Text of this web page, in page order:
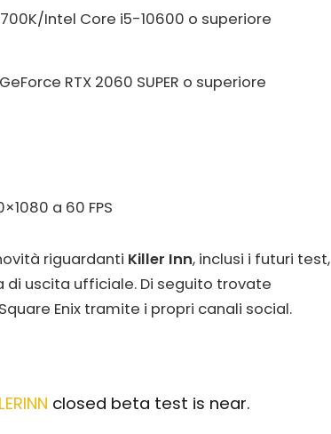
Intel Core i5-10600 o superiore
RTX 2060 SUPER o superiore
a 60 FPS
riguardanti Killer Inn, inclusi i futuri test,
uscita ufficiale. Di seguito trovate
Enix tramite i propri canali social.
closed beta test is near.